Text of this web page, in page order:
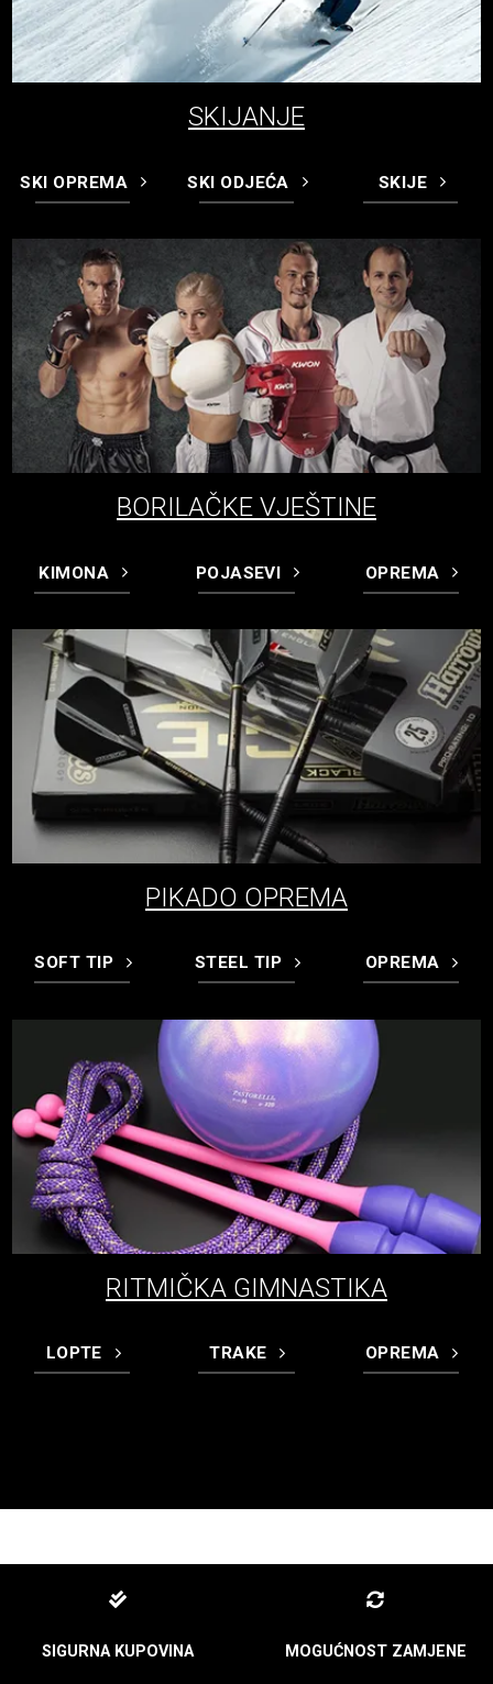
SKIJANJE
SKI OPREMA SKI ODJEĆA SKIJE
BORILAČKE VJEŠTINE
KIMONA POJASEVI OPREMA
PIKADO OPREMA
SOFT TIP STEEL TIP OPREMA
RITMIČKA GIMNASTIKA
LOPTE TRAKE OPREMA
SIGURNA KUPOVINA MOGUĆNOST ZAMJENE